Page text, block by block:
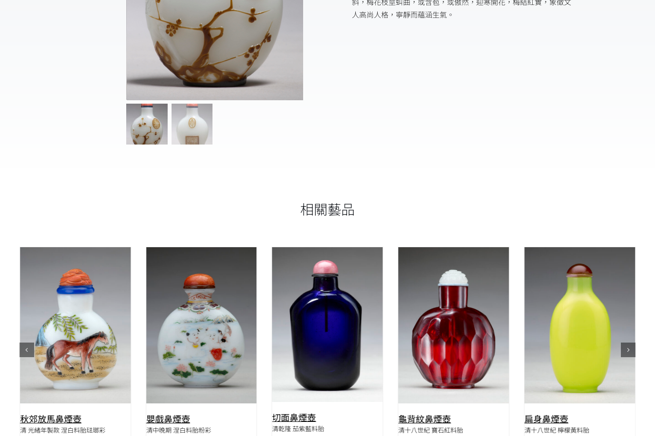
人高尚人格，寧靜而蘊涵生氣。
相關藝品
QUICK VIEW
秋郊放馬鼻煙壺
清 光緒年製款 涅白料胎琺瑯彩
QUICK VIEW
嬰戲鼻煙壺
清中晚期 涅白料胎粉彩
QUICK VIEW
切面鼻煙壺
清乾隆 茄紫藍料胎
QUICK VIEW
龜背紋鼻煙壺
清十八世紀 寶石紅料胎
扁身鼻煙壺
清十八世紀 檸檬黃料胎